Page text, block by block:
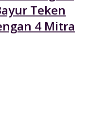
Teken
4 Mitra